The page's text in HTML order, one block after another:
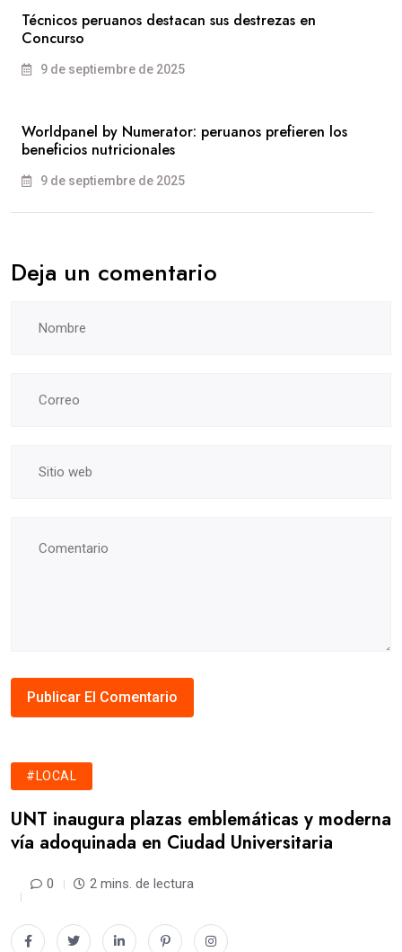
Técnicos peruanos destacan sus destrezas en
Concurso
9 de septiembre de 2025
Worldpanel by Numerator: peruanos prefieren los
beneficios nutricionales
9 de septiembre de 2025
Deja un comentario
#LOCAL
UNT inaugura plazas emblemáticas y moderna
vía adoquinada en Ciudad Universitaria
0 2 mins. de lectura